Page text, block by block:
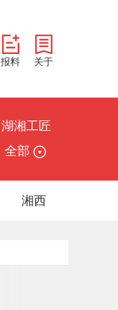
报料 关于
湖湘工匠
全部
湘西